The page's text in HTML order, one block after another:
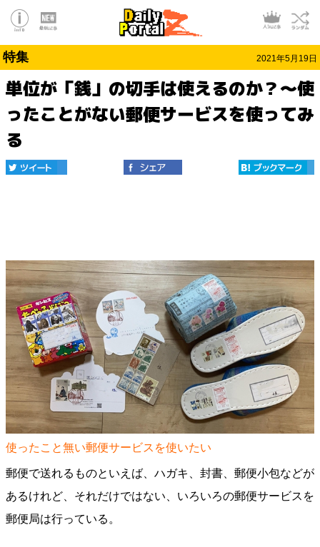
特集 2021年5月19日
単位が「銭」の切手は使えるのか？〜使
ったことがない郵便サービスを使ってみ
る
使ったこと無い郵便サービスを使いたい
郵便で送れるものといえば、ハガキ、封書、郵便小包などが
あるけれど、それだけではない、いろいろの郵便サービスを
郵便局は行っている。